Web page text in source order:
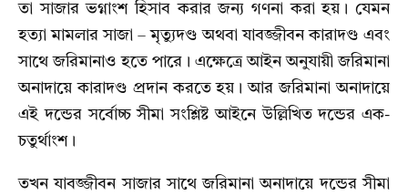
তা সাজার ভগ্নাংশ হিসাব করার জন্য গণনা করা হয়। যেমন
হত্যা মামলার সাজা – মৃত্যুদণ্ড অথবা যাবজ্জীবন কারাদণ্ড এবং
সাথে জরিমানাও হতে পারে। এক্ষেত্রে আইন অনুযায়ী জরিমানা
অনাদায়ে কারাদণ্ড প্রদান করতে হয়। আর জরিমানা অনাদায়ে
এই দন্ডের সর্বোচ্চ সীমা সংশ্লিষ্ট আইনে উল্লিখিত দন্ডের এক-
চতুর্থাংশ।
তখন যাবজ্জীবন সাজার সাথে জরিমানা অনাদায়ে দন্ডের সীমা